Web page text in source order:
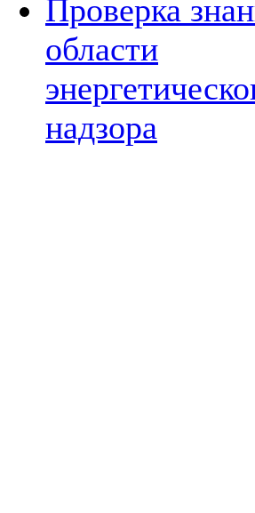
Проверка
области
надзора